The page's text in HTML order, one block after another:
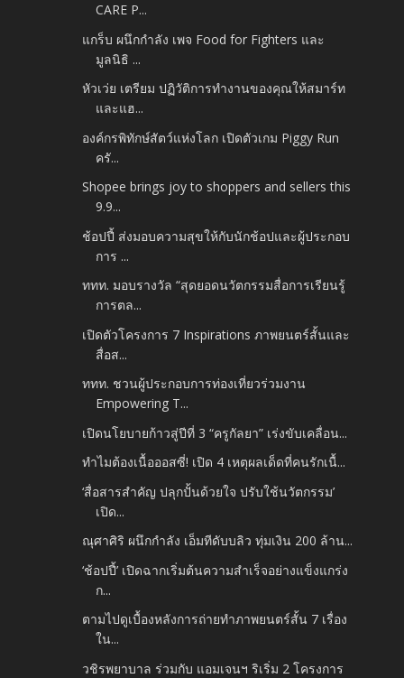
CARE P...
แกร็บ ผนึกกำลัง เพจ Food for Fighters และ
มูลนิธิ ...
หัวเว่ย เตรียม ปฏิวัติการทำงานของคุณให้สมาร์ท
และแฮ...
องค์กรพิทักษ์สัตว์แห่งโลก เปิดตัวเกม Piggy Run
ครั...
Shopee brings joy to shoppers and sellers this
9.9...
ช้อปปี้ ส่งมอบความสุขให้กับนักช้อปและผู้ประกอบ
การ ...
ททท. มอบรางวัล “สุดยอดนวัตกรรมสื่อการเรียนรู้
การตล...
เปิดตัวโครงการ 7 Inspirations ภาพยนตร์สั้นและ
สื่อส...
ททท. ชวนผู้ประกอบการท่องเที่ยวร่วมงาน
Empowering T...
เปิดนโยบายก้าวสู่ปีที่ 3 “ครูกัลยา” เร่งขับเคลื่อน...
ทำไมต้องเนื้อออสซี่! เปิด 4 เหตุผลเด็ดที่คนรักเนื้...
‘สื่อสารสำคัญ ปลุกปั้นด้วยใจ ปรับใช้นวัตกรรม’
เปิด...
ณุศาศิริ ผนึกกำลัง เอ็มทีดับบลิว ทุ่มเงิน 200 ล้าน...
‘ช้อปปี้’ เปิดฉากเริ่มต้นความสำเร็จอย่างแข็งแกร่ง
ก...
ตามไปดูเบื้องหลังการถ่ายทำภาพยนตร์สั้น 7 เรื่อง
ใน...
วชิรพยาบาล ร่วมกับ แอมเจนฯ ริเริ่ม 2 โครงการ